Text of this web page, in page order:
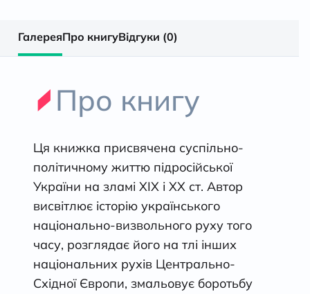
–
ХХ
Ігор
Гирич
кількість
ГалереяПро книгуВідгуки (0)
Про книгу
Ця книжка присвячена суспільно-
політичному життю підросійської
України на зламі ХІХ і ХХ ст. Автор
висвітлює історію українського
національно-визвольного руху того
часу, розглядає його на тлі інших
національних рухів Центрально-
Східної Європи, змальовує боротьбу